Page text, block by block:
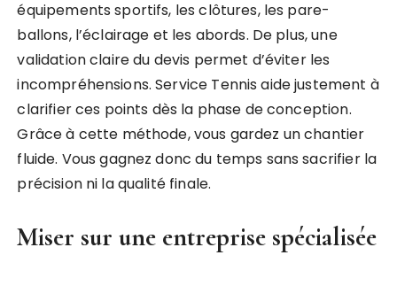
équipements sportifs, les clôtures, les pare-
ballons, l’éclairage et les abords. De plus, une
validation claire du devis permet d’éviter les
incompréhensions. Service Tennis aide justement à
clarifier ces points dès la phase de conception.
Grâce à cette méthode, vous gardez un chantier
fluide. Vous gagnez donc du temps sans sacrifier la
précision ni la qualité finale.
Miser sur une entreprise spécialisée